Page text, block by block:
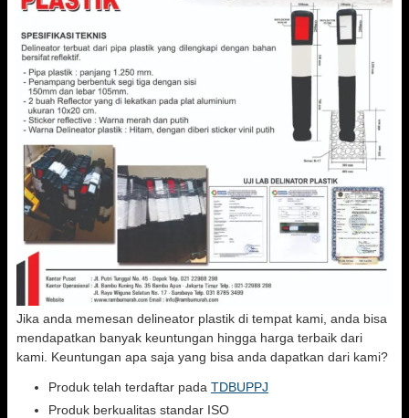
Jika anda memesan delineator plastik di tempat kami, anda bisa
mendapatkan banyak keuntungan hingga harga terbaik dari
kami. Keuntungan apa saja yang bisa anda dapatkan dari kami?
Produk telah terdaftar pada TDBUPPJ
Produk berkualitas standar ISO